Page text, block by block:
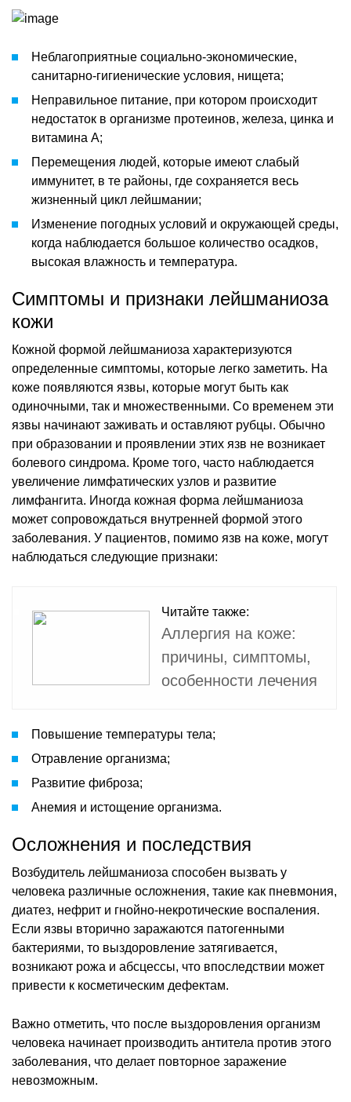
Неблагоприятные социально-экономические,
санитарно-гигиенические условия, нищета;
Неправильное питание, при котором происходит
недостаток в организме протеинов, железа, цинка и
витамина А;
Перемещения людей, которые имеют слабый
иммунитет, в те районы, где сохраняется весь
жизненный цикл лейшмании;
Изменение погодных условий и окружающей среды,
когда наблюдается большое количество осадков,
высокая влажность и температура.
Симптомы и признаки лейшманиоза
кожи
Кожной формой лейшманиоза характеризуются
определенные симптомы, которые легко заметить. На
коже появляются язвы, которые могут быть как
одиночными, так и множественными. Со временем эти
язвы начинают заживать и оставляют рубцы. Обычно
при образовании и проявлении этих язв не возникает
болевого синдрома. Кроме того, часто наблюдается
увеличение лимфатических узлов и развитие
лимфангита. Иногда кожная форма лейшманиоза
может сопровождаться внутренней формой этого
заболевания. У пациентов, помимо язв на коже, могут
наблюдаться следующие признаки:
Читайте также:
Аллергия на коже:
причины, симптомы,
особенности лечения
Повышение температуры тела;
Отравление организма;
Развитие фиброза;
Анемия и истощение организма.
Осложнения и последствия
Возбудитель лейшманиоза способен вызвать у
человека различные осложнения, такие как пневмония,
диатез, нефрит и гнойно-некротические воспаления.
Если язвы вторично заражаются патогенными
бактериями, то выздоровление затягивается,
возникают рожа и абсцессы, что впоследствии может
привести к косметическим дефектам.
Важно отметить, что после выздоровления организм
человека начинает производить антитела против этого
заболевания, что делает повторное заражение
невозможным.